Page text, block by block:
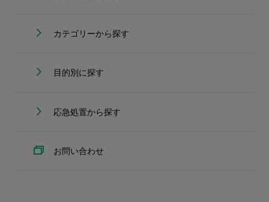
カテゴリーから探す
目的別に探す
応急処置から探す
お問い合わせ